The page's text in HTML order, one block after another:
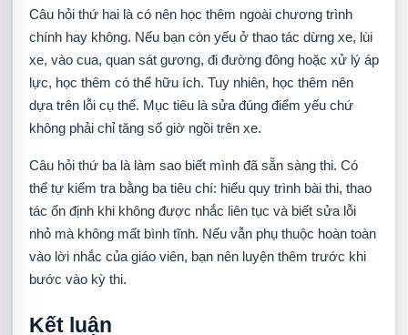
Câu hỏi thứ hai là có nên học thêm ngoài chương trình
chính hay không. Nếu bạn còn yếu ở thao tác dừng xe, lùi
xe, vào cua, quan sát gương, đi đường đông hoặc xử lý áp
lực, học thêm có thể hữu ích. Tuy nhiên, học thêm nên
dựa trên lỗi cụ thể. Mục tiêu là sửa đúng điểm yếu chứ
không phải chỉ tăng số giờ ngồi trên xe.
Câu hỏi thứ ba là làm sao biết mình đã sẵn sàng thi. Có
thể tự kiểm tra bằng ba tiêu chí: hiểu quy trình bài thi, thao
tác ổn định khi không được nhắc liên tục và biết sửa lỗi
nhỏ mà không mất bình tĩnh. Nếu vẫn phụ thuộc hoàn toàn
vào lời nhắc của giáo viên, bạn nên luyện thêm trước khi
bước vào kỳ thi.
Kết luận